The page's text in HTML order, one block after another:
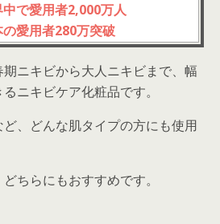
で愛用者2,000万人
愛用者280万突破
ニキビから大人ニキビまで、幅
ニキビケア化粧品です。
、どんな肌タイプの方にも使用
ちらにもおすすめです。